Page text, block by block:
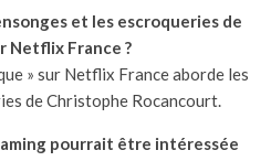
et les escroqueries de
Netflix France ?
» sur Netflix France aborde les
de Christophe Rocancourt.
pourrait être intéressée